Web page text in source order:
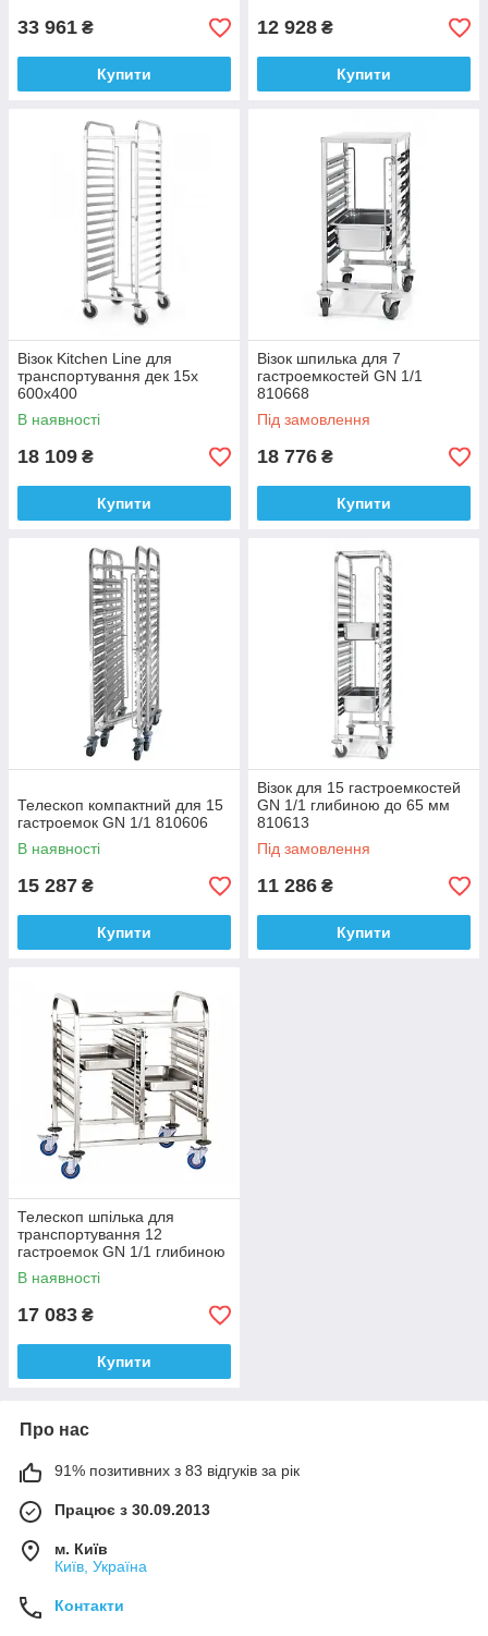
33 961 ₴
Купити
12 928 ₴
Купити
Візок Kitchen Line для
транспортування дек 15x
600x400
В наявності
18 109 ₴
Купити
Візок шпилька для 7
гастроемкостей GN 1/1
810668
Під замовлення
18 776 ₴
Купити
Телескоп компактний для 15
гастроемок GN 1/1 810606
В наявності
15 287 ₴
Купити
Візок для 15 гастроемкостей
GN 1/1 глибиною до 65 мм
810613
Під замовлення
11 286 ₴
Купити
Телескоп шпілька для
транспортування 12
гастроемок GN 1/1 глибиною
до 100 мм 810569
В наявності
17 083 ₴
Купити
Про нас
91% позитивних з 83 відгуків за рік
Працює з 30.09.2013
м. Київ
Київ, Україна
Контакти